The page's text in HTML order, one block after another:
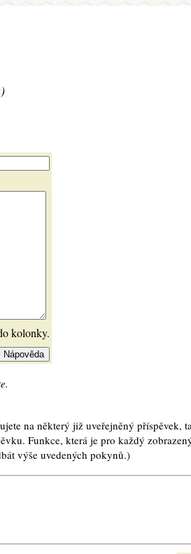
kolonky.
na některý již uveřejněný příspěvek,
Funkce, která je pro každý
výše uvedených pokynů.)